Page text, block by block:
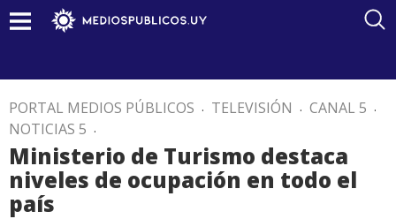
PORTAL MEDIOS PÚBLICOS . TELEVISIÓN . CANAL 5 .
NOTICIAS 5 .
Ministerio de Turismo destaca
niveles de ocupación en todo el
país